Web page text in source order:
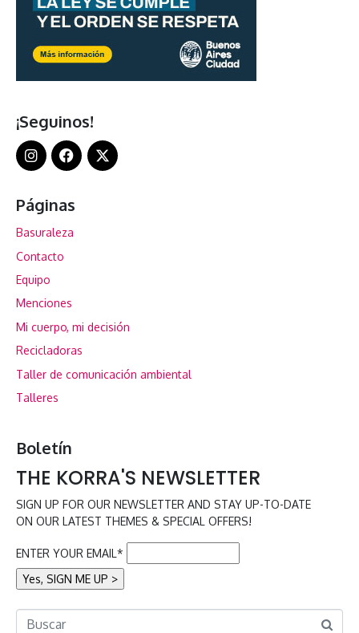
¡Seguinos!
Páginas
Basuraleza
Contacto
Equipo
Menciones
Mi cuerpo, mi decisión
Recicladoras
Taller de comunicación ambiental
Talleres
Boletín
THE KORRA'S NEWSLETTER
SIGN UP FOR OUR NEWSLETTER AND STAY UP-TO-DATE
ON OUR LATEST THEMES & SPECIAL OFFERS!
ENTER YOUR EMAIL*